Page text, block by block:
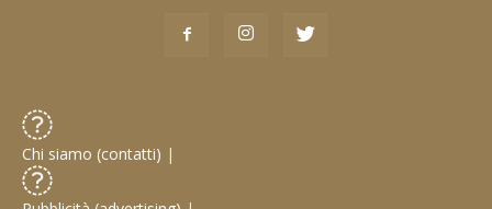
Chi siamo (contatti) |